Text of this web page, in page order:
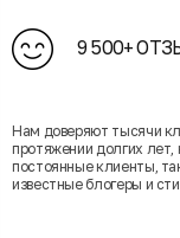
9 500+
Нам доверяют тысячи
протяжении долгих лет,
постоянные клиенты,
известные блогеры и